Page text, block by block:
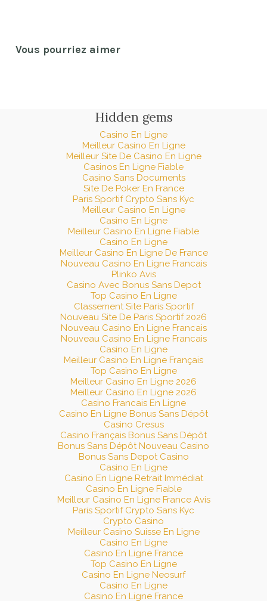
Vous pourriez aimer
Hidden gems
Casino En Ligne
Meilleur Casino En Ligne
Meilleur Site De Casino En Ligne
Casinos En Ligne Fiable
Casino Sans Documents
Site De Poker En France
Paris Sportif Crypto Sans Kyc
Meilleur Casino En Ligne
Casino En Ligne
Meilleur Casino En Ligne Fiable
Casino En Ligne
Meilleur Casino En Ligne De France
Nouveau Casino En Ligne Francais
Plinko Avis
Casino Avec Bonus Sans Depot
Top Casino En Ligne
Classement Site Paris Sportif
Nouveau Site De Paris Sportif 2026
Nouveau Casino En Ligne Francais
Nouveau Casino En Ligne Francais
Casino En Ligne
Meilleur Casino En Ligne Français
Top Casino En Ligne
Meilleur Casino En Ligne 2026
Meilleur Casino En Ligne 2026
Casino Francais En Ligne
Casino En Ligne Bonus Sans Dépôt
Casino Cresus
Casino Français Bonus Sans Dépôt
Bonus Sans Dépôt Nouveau Casino
Bonus Sans Depot Casino
Casino En Ligne
Casino En Ligne Retrait Immédiat
Casino En Ligne Fiable
Meilleur Casino En Ligne France Avis
Paris Sportif Crypto Sans Kyc
Crypto Casino
Meilleur Casino Suisse En Ligne
Casino En Ligne
Casino En Ligne France
Top Casino En Ligne
Casino En Ligne Neosurf
Casino En Ligne
Casino En Ligne France